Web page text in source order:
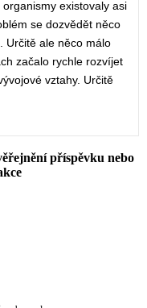
existovaly asi
se dozvědět něco
Určitě ale něco málo
začalo rychle rozvíjet
vztahy. Určitě
příspěvku nebo